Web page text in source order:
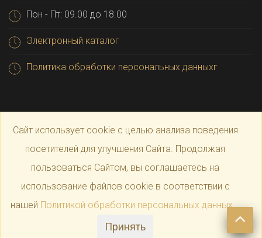
Пон - Пт: 09.00 до 18.00
Электронный каталог
Политика обработки персональных данныхг
Crystal Light
Сайт использует cookie с целью анализа поведения
посетителей для улучшения Сайта. Продолжая
пользоваться Сайтом, вы соглашаетесь на
использование файлов cookie в соответствии с
нашей Политикой обработки персональных данных.
Принять